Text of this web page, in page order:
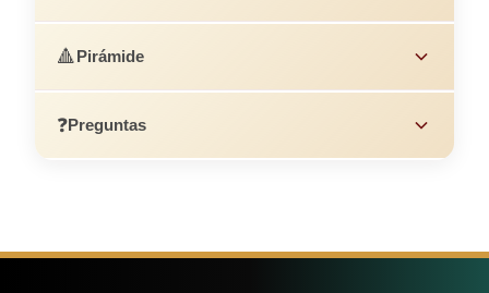
🔺Pirámide
❓Preguntas